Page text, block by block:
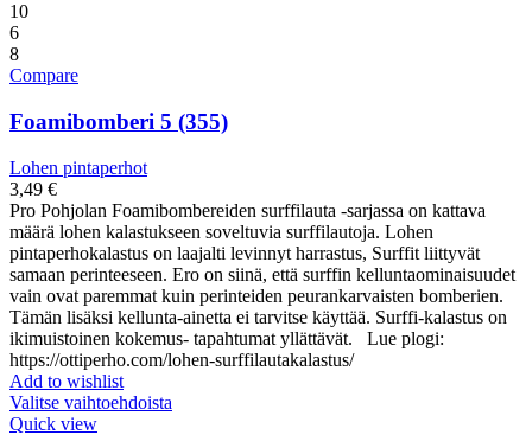
10
6
8
Compare
Foamibomberi 5 (355)
Lohen pintaperhot
3,49 €
Pro Pohjolan Foamibombereiden surffilauta -sarjassa on kattava
määrä lohen kalastukseen soveltuvia surffilautoja. Lohen
pintaperhokalastus on laajalti levinnyt harrastus, Surffit liittyvät
samaan perinteeseen. Ero on siinä, että surffin kelluntaominaisuudet
vain ovat paremmat kuin perinteiden peurankarvaisten bomberien.
Tämän lisäksi kellunta-ainetta ei tarvitse käyttää. Surffi-kalastus on
ikimuistoinen kokemus- tapahtumat yllättävät. Lue plogi:
https://ottiperho.com/lohen-surffilautakalastus/
Add to wishlist
Valitse vaihtoehdoista
Quick view